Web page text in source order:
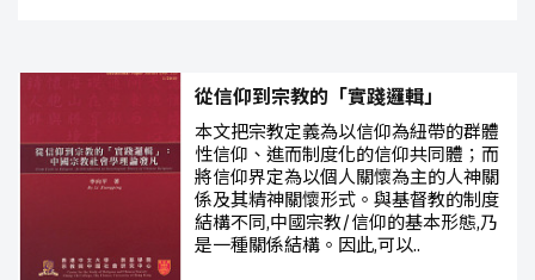
從信仰到宗教的「實踐邏輯」
本文把宗教定義為以信仰為紐帶的群體
性信仰、進而制度化的信仰共同體；而
將信仰界定為以個人關懷為主的人神關
係及其精神關懷形式。與基督教的制度
結構不同,中國宗教/信仰的基本形態,乃
是一種關係結構。因此,可以..